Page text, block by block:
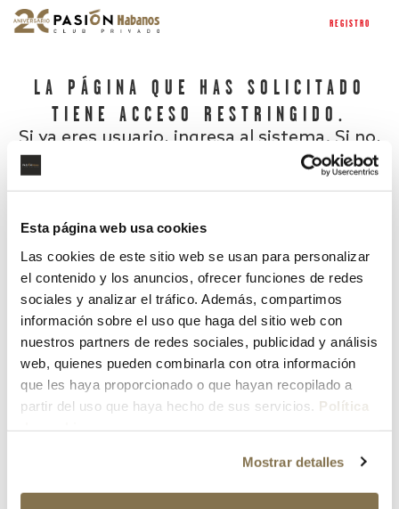
Esta página web usa cookies
Las cookies de este sitio web se usan para personalizar
el contenido y los anuncios, ofrecer funciones de redes
sociales y analizar el tráfico. Además, compartimos
información sobre el uso que haga del sitio web con
nuestros partners de redes sociales, publicidad y análisis
web, quienes pueden combinarla con otra información
que les haya proporcionado o que hayan recopilado a
partir del uso que haya hecho de sus servicios. Política
Mostrar detalles
REGISTRO
LA PÁGINA QUE HAS SOLICITADO
TIENE ACCESO RESTRINGIDO.
Si ya eres usuario, ingresa al sistema. Si no,
¿Has olvidado tu contraseña?